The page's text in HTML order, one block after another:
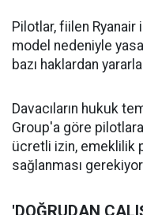
Pilotlar, fiilen Ryanair
model nedeniyle
bazı haklardan
Davacıların hukuk
Group'a göre
ücretli izin, emeklilik
sağlanması
'DOĞRUDAN